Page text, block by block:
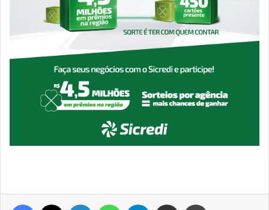
Facebook Linkedin WhatsAppTelegram Compartilhar via e-mail